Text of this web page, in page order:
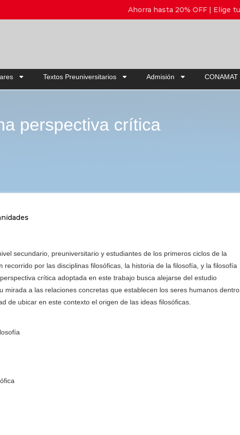
Ahorra hasta 20% OFF | Elige tu pack
Textos Preuniversitarios Admisión CONAMAT
perspectiva crítica
secundario, preuniversitario y estudiantes de los primeros ciclos de la
recorrido por las disciplinas filosóficas, la historia de la filosofía, y la filosofía
crítica adoptada en este trabajo busca alejarse del estudio
mirada a las relaciones concretas que establecen los seres humanos dentro
de ubicar en este contexto el origen de las ideas filosóficas.